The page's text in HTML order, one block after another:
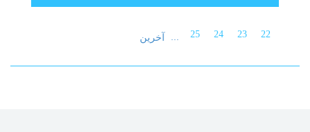
22
23
24
25
... آخرین